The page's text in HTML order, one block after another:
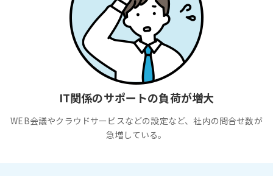
IT関係のサポートの負荷が増大
WEB会議やクラウドサービスなどの設定など、社内の問合せ数が
急増している。